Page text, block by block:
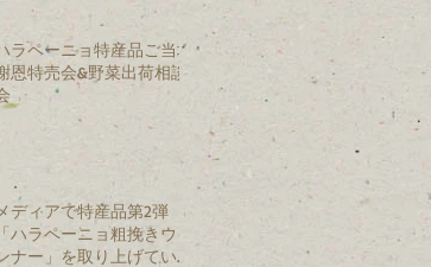
ラペーニョ特産品ご当地
恩特売会&野菜出荷相談
メディアで特産品第2弾
「ハラペーニョ粗挽きウイ
ナー」を取り上げていた